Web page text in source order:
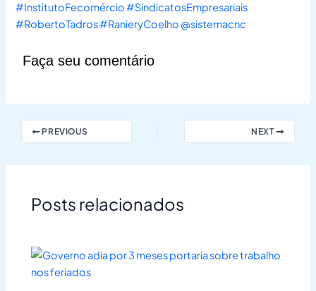
#InstitutoFecomércio#SindicatosEmpresariais
#RobertoTadros#RanieryCoelho @sistemacnc
Faça seu comentário
PREVIOUS NEXT
Posts relacionados